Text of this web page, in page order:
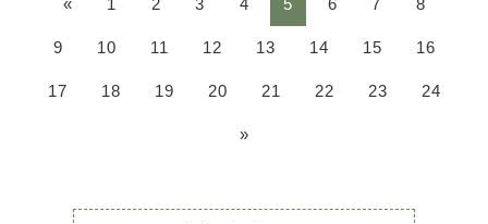
« 1 2 3 4 5 6 7 8
9 10 11 12 13 14 15 16
17 18 19 20 21 22 23 24
»